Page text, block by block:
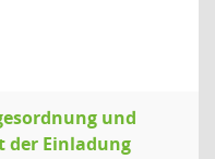
und
der Einladung